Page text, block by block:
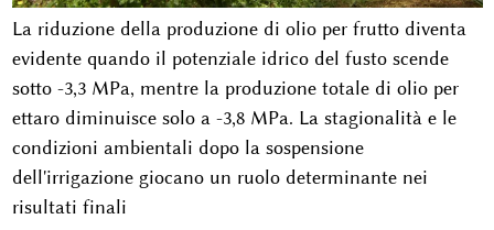
La riduzione della produzione di olio per frutto diventa
evidente quando il potenziale idrico del fusto scende
sotto -3,3 MPa, mentre la produzione totale di olio per
ettaro diminuisce solo a -3,8 MPa. La stagionalità e le
condizioni ambientali dopo la sospensione
dell'irrigazione giocano un ruolo determinante nei
risultati finali